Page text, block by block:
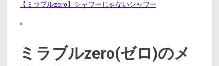
【ミラブルzero】シャワーじゃないシャワー
*
ミラブルzero(ゼロ)のメ